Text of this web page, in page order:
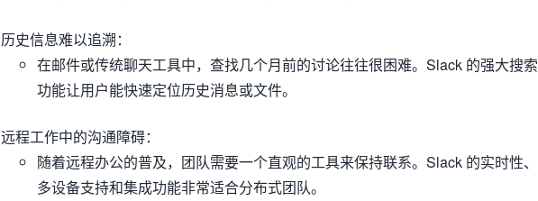
历史信息难以追溯：
在邮件或传统聊天工具中，查找几个月前的讨论往往很困难。Slack 的强大搜索
功能让用户能快速定位历史消息或文件。
远程工作中的沟通障碍：
随着远程办公的普及，团队需要一个直观的工具来保持联系。Slack 的实时性、
多设备支持和集成功能非常适合分布式团队。